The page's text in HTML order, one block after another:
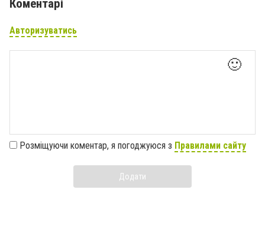
Коментарі
Авторизуватись
🙂
Розміщуючи коментар, я погоджуюся з Правилами сайту
Додати